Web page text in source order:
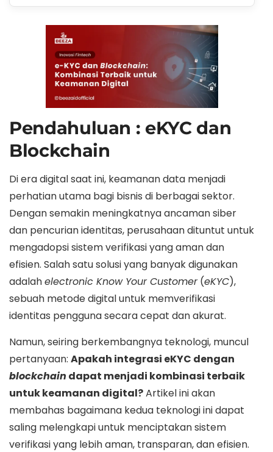
Pendahuluan : eKYC dan
Blockchain
Di era digital saat ini, keamanan data menjadi
perhatian utama bagi bisnis di berbagai sektor.
Dengan semakin meningkatnya ancaman siber
dan pencurian identitas, perusahaan dituntut untuk
mengadopsi sistem verifikasi yang aman dan
efisien. Salah satu solusi yang banyak digunakan
adalahelectronic Know Your Customer(eKYC),
sebuah metode digital untuk memverifikasi
identitas pengguna secara cepat dan akurat.
Namun, seiring berkembangnya teknologi, muncul
pertanyaan: Apakah integrasi eKYC dengan
blockchain dapat menjadi kombinasi terbaik
untuk keamanan digital?Artikel ini akan
membahas bagaimana kedua teknologi ini dapat
saling melengkapi untuk menciptakan sistem
verifikasi yang lebih aman, transparan, dan efisien.